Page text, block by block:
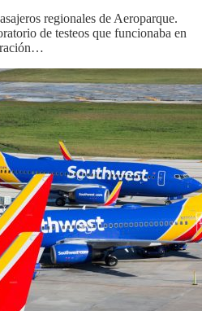
regionales de Aeroparque.
de testeos que funcionaba en